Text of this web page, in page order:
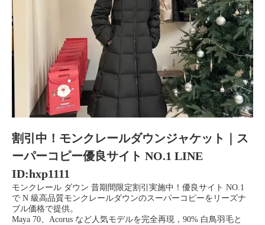
割引中！モンクレールダウンジャケット｜ス
ーパーコピー優良サイト NO.1 LINE
ID:hxp1111
モンクレール ダウン 昔期間限定割引実施中！優良サイト NO.1
で N 級高品質モンクレールダウンのスーパーコピーをリーズナ
ブル価格で提供。
Maya 70、Acorus など人気モデルを完全再現，90% 白鳥羽毛と